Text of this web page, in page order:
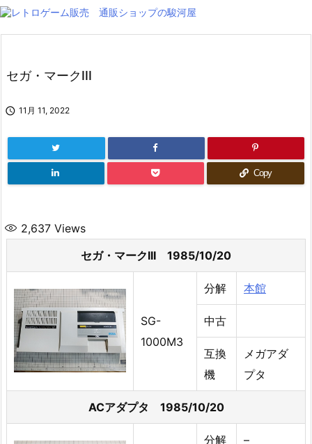
セガ・マークIII
 11月 11, 2022
Copy
2,637 Views
セガ・マークIII 1985/10/20
SG-
1000M3
分解 本館
中古
互換
機
メガアダ
プタ
ACアダプタ 1985/10/20
分解 –